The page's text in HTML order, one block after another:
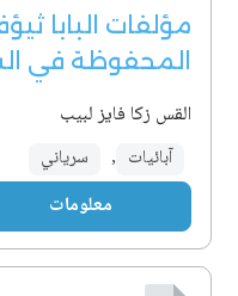
مؤلفات البابا
المحفوظة في
القس زكا فايز لبيب
آبائيات , سرياني
معلومات